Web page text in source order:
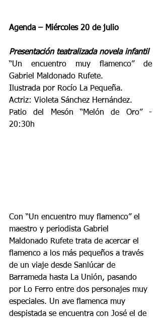
Agenda – Miércoles 20 de julio
Presentación teatralizada novela infantil
“Un encuentro muy flamenco” de
Gabriel Maldonado Rufete.
Ilustrada por Rocío La Pequeña.
Actriz: Violeta Sánchez Hernández.
Patio del Mesón “Melón de Oro” -
20:30h
Con “Un encuentro muy flamenco” el
maestro y periodista Gabriel
Maldonado Rufete trata de acercar el
flamenco a los más pequeños a través
de un viaje desde Sanlúcar de
Barrameda hasta La Unión, pasando
por Lo Ferro entre dos personajes muy
especiales. Un ave flamenca muy
despistada se encuentra con José el de